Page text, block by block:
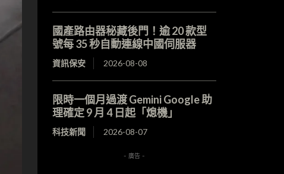
國產路由器秘藏後門！逾 20 款型
號每 35 秒自動連線中國伺服器
資訊保安 2026-08-08
限時一個月過渡 Gemini Google 助
理確定 9 月 4 日起「熄機」
科技新聞 2026-08-07
- 廣告 -